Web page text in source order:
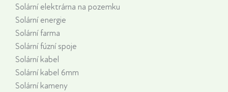
Solární elektrárna na pozemku
Solární energie
Solární farma
Solární fúzní spoje
Solární kabel
Solární kabel 6mm
Solární kameny